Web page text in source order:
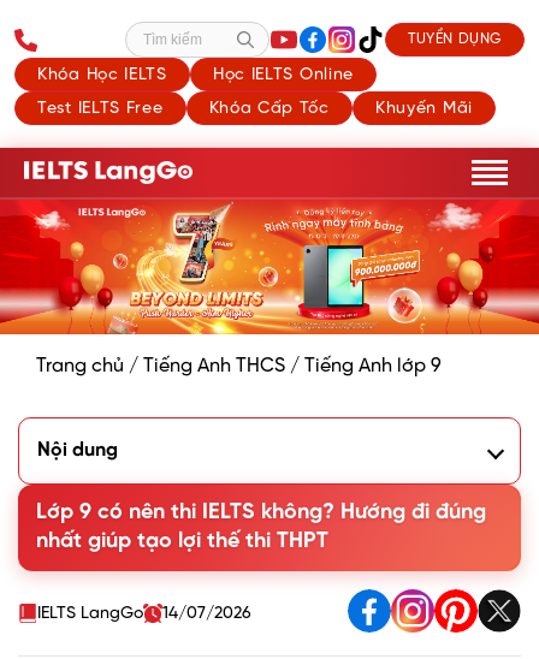
Khóa Học IELTS
Học IELTS Online
Test IELTS Free
Khóa Cấp Tốc Khuyến Mãi
Tìm kiếm TUYỂN DỤNG
Trang chủ / Tiếng Anh THCS / Tiếng Anh lớp 9
Nội dung
2. Tại sao lớp 9 là thời điểm nên thi IELTS?
3. Học sinh lớp 9 cần đạt band điểm IELTS bao nhiêu?
4. Lộ trình chuẩn bị IELTS cho học sinh lớp 9
5. Câu hỏi thường gặp về việc thi IELTS lớp 9
Lớp 9 có nên thi IELTS không? Hướng đi đúng
nhất giúp tạo lợi thế thi THPT
IELTS LangGo 14/07/2026